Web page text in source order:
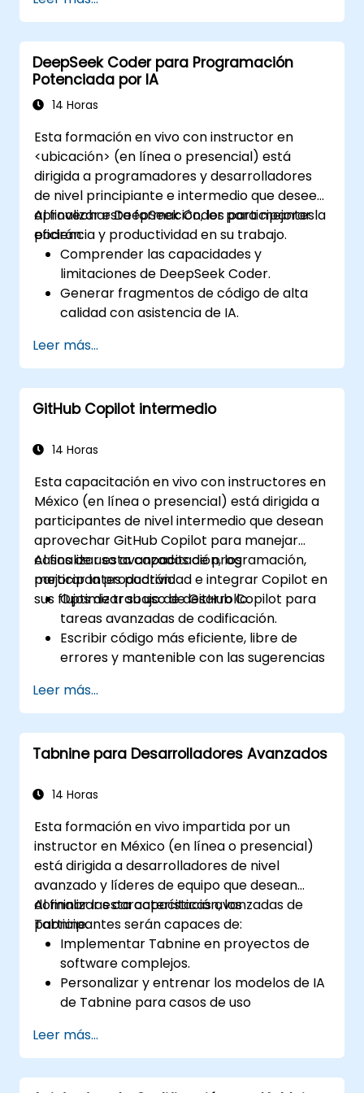
DeepSeek Coder para Programación
Potenciada por IA
14 Horas
Esta formación en vivo con instructor en
<ubicación> (en línea o presencial) está
dirigida a programadores y desarrolladores
de nivel principiante e intermedio que deseen
aprovechar DeepSeek Coder para mejorar la
eficiencia y productividad en su trabajo.
Al finalizar esta formación, los participantes
podrán:
Comprender las capacidades y
limitaciones de DeepSeek Coder.
Generar fragmentos de código de alta
calidad con asistencia de IA.
optimizar código.
Automatizar tareas de programación
repetitivas mediante herramientas de IA.
Leer más...
GitHub Copilot intermedio
14 Horas
Esta capacitación en vivo con instructores en
México (en línea o presencial) está dirigida a
participantes de nivel intermedio que desean
aprovechar GitHub Copilot para manejar
casos de uso avanzados de programación,
mejorar la productividad e integrar Copilot en
sus flujos de trabajo de desarrollo.
Al finalizar esta capacitación, los
participantes podrán:
Optimizar su uso de GitHub Copilot para
tareas avanzadas de codificación.
Escribir código más eficiente, libre de
errores y mantenible con las sugerencias
Integrar GitHub Copilot en sus IDEs y flujos
de trabajo preferidos.
Utilizar Copilot para depuración y
refactorización de código.
consideraciones éticas del uso de
IA.
Leer más...
Tabnine para Desarrolladores Avanzados
14 Horas
Esta formación en vivo impartida por un
instructor en México (en línea o presencial)
está dirigida a desarrolladores de nivel
avanzado y líderes de equipo que desean
dominar las características avanzadas de
Tabnine.
Al finalizar esta capacitación, los
participantes serán capaces de:
Implementar Tabnine en proyectos de
software complejos.
Personalizar y entrenar los modelos de IA
de Tabnine para casos de uso
Integrar Tabnine en los flujos de trabajo
del equipo y las tuberías de desarrollo.
Mejorar la calidad del código y acelerar
Leer más...